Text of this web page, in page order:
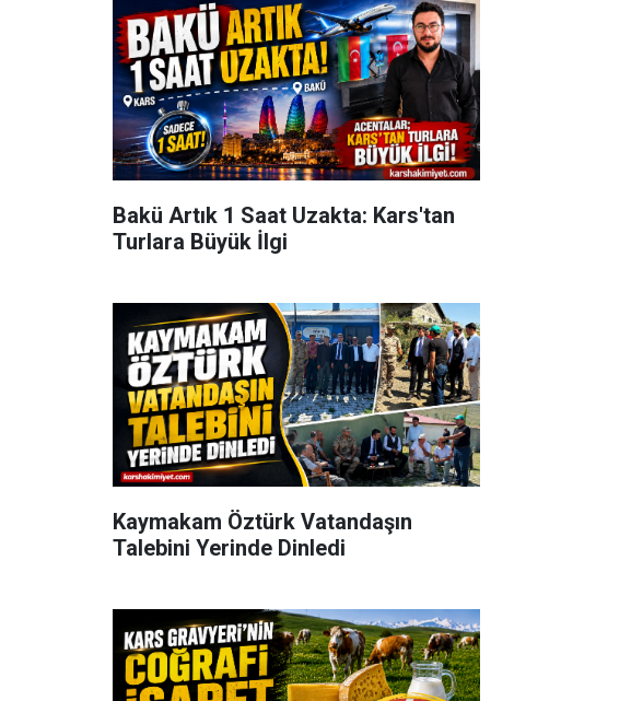
Bakü Artık 1 Saat Uzakta: Kars'tan
Turlara Büyük İlgi
Kaymakam Öztürk Vatandaşın
Talebini Yerinde Dinledi